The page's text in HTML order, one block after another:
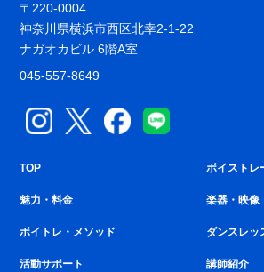
〒220-0004
神奈川県横浜市西区北幸2-1-22
ナガオカビル 6階A室
045-557-8649
TOP
魅力・料金
ボイトレ・メソッド
活動サポート
ボイストレ
楽器・映像
ダンスレッ
講師紹介